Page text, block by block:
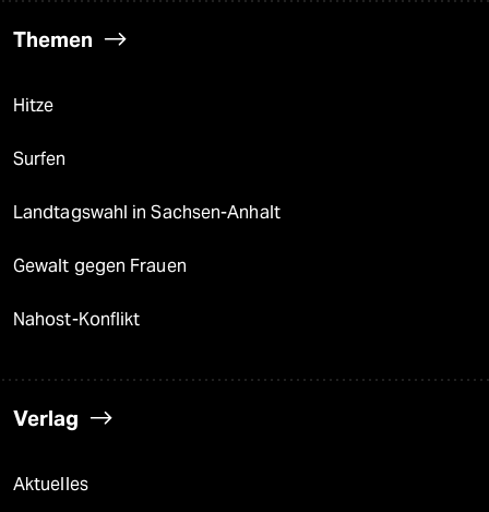
Themen
Hitze
Surfen
Landtagswahl in Sachsen-Anhalt
Gewalt gegen Frauen
Nahost-Konflikt
Verlag
Aktuelles